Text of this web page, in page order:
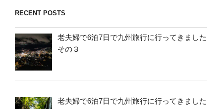
RECENT POSTS
老夫婦で6泊7日で九州旅行に行ってきました
その３
老夫婦で6泊7日で九州旅行に行ってきました